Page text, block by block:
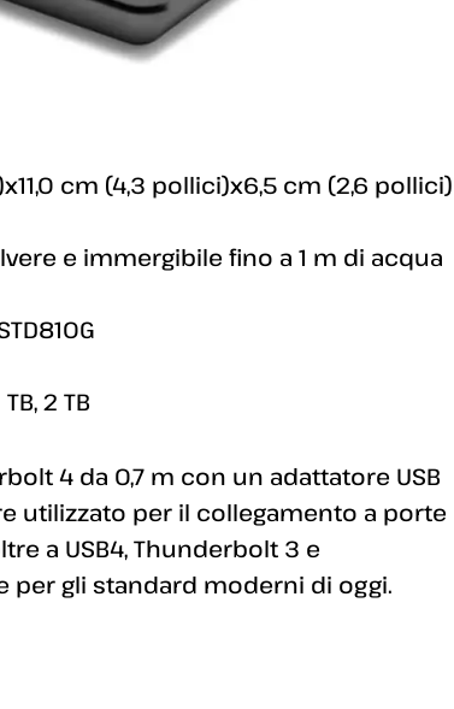
cm (4,3 pollici)x6,5 cm (2,6 pollici)
e immergibile fino a 1 m di acqua
2 TB
4 da 0,7 m con un adattatore USB
utilizzato per il collegamento a porte
a USB4, Thunderbolt 3 e
per gli standard moderni di oggi.